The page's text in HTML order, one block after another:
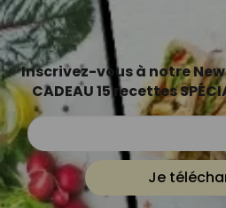
Inscrivez-vous à notre
CADEAU 15 recettes
Je